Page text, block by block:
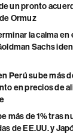
un pronto
Ormuz
la calma en
Sachs
Perú sube más
en precios de
más de 1% tras
de EE.UU. y